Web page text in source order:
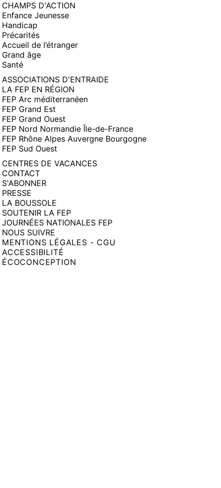
CHAMPS D'ACTION
Enfance Jeunesse
Handicap
Précarités
Accueil de l’étranger
Grand âge
Santé
ASSOCIATIONS D'ENTRAIDE
LA FEP EN RÉGION
FEP Arc méditerranéen
FEP Grand Est
FEP Grand Ouest
FEP Nord Normandie Île-de-France
FEP Rhône Alpes Auvergne Bourgogne
FEP Sud Ouest
CENTRES DE VACANCES
CONTACT
S'ABONNER
PRESSE
LA BOUSSOLE
SOUTENIR LA FEP
JOURNÉES NATIONALES FEP
NOUS SUIVRE
MENTIONS LÉGALES - CGU
ACCESSIBILITÉ
ÉCOCONCEPTION